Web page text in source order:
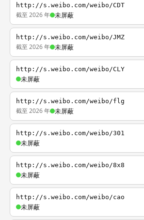
http://s.weibo.com/weibo/CDT
截至 2026 年 未屏蔽
http://s.weibo.com/weibo/JMZ
截至 2026 年 未屏蔽
http://s.weibo.com/weibo/CLY
未屏蔽
http://s.weibo.com/weibo/flg
截至 2026 年 未屏蔽
http://s.weibo.com/weibo/301
未屏蔽
http://s.weibo.com/weibo/8x8
未屏蔽
http://s.weibo.com/weibo/cao
未屏蔽